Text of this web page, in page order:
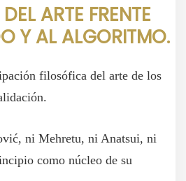
ARTE FRENTE
Y AL ALGORITMO.
filosófica del arte de los
ni Mehretu, ni Anatsui, ni
como núcleo de su